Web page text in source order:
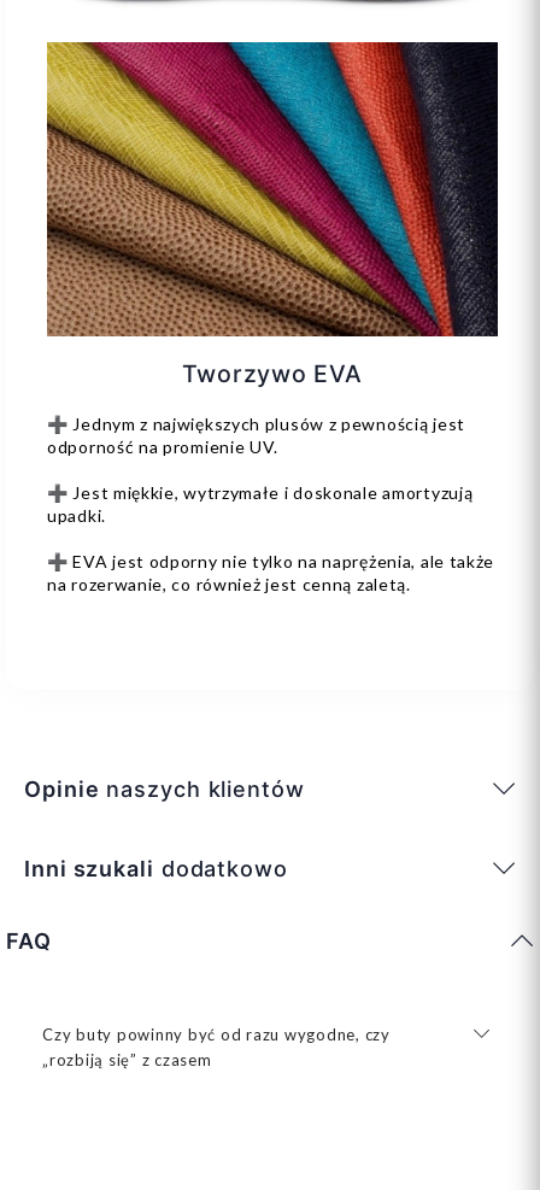
Tworzywo EVA
➕ Jednym z największych plusów z pewnością jest
odporność na promienie UV.
➕ Jest miękkie, wytrzymałe i doskonale amortyzują
upadki.
➕ EVA jest odporny nie tylko na naprężenia, ale także
na rozerwanie, co również jest cenną zaletą.
Opinie naszych klientów
Inni szukali dodatkowo
FAQ
Czy buty powinny być od razu wygodne, czy
„rozbiją się” z czasem